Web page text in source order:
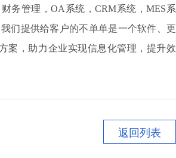
财务管理，OA系统，CRM系统，MES系
们提供给客户的不单单是一个软件、更
案，助力企业实现信息化管理，提升效
返回列表